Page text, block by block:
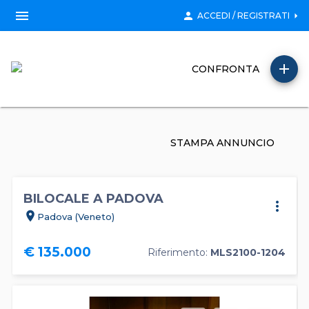
menu person ACCEDI / REGISTRATI arrow_right
CONFRONTA add
STAMPA ANNUNCIO
BILOCALE A PADOVA
location_on Padova (Veneto)
€ 135.000 Riferimento: MLS2100-1204
more_vert